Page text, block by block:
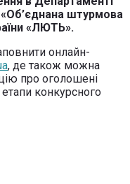
«Об’єднана штурмова
«ЛЮТЬ».
онлайн-
, де також можна
про оголошені
конкурсного